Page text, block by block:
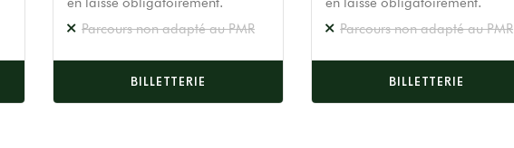
Parcours non adapté au PMR
BILLETTERIE
Parcours non adapté au PMR
BILLETTERIE